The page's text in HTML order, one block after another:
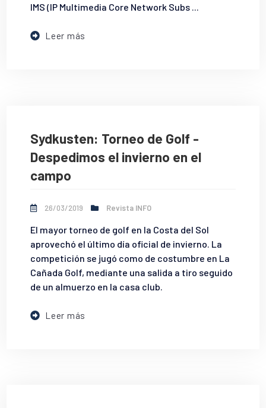
IMS (IP Multimedia Core Network Subs ...
Leer más
Sydkusten: Torneo de Golf -
Despedimos el invierno en el
campo
26/03/2019 Revista INFO
El mayor torneo de golf en la Costa del Sol
aprovechó el último día oficial de invierno. La
competición se jugó como de costumbre en La
Cañada Golf, mediante una salida a tiro seguido
de un almuerzo en la casa club.
Leer más